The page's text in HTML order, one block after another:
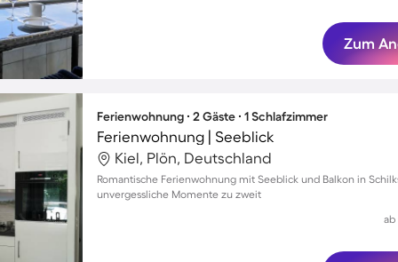
Zum
Ferienwohnung ∙ 2 Gäste ∙ 1 Schlafzimmer
Ferienwohnung | Seeblick
Kiel, Plön, Deutschland
Romantische Ferienwohnung mit Seeblick und Balkon in
unvergessliche Momente zu zweit
ab